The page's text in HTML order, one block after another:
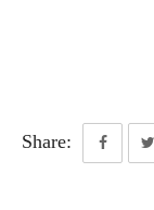
Share: